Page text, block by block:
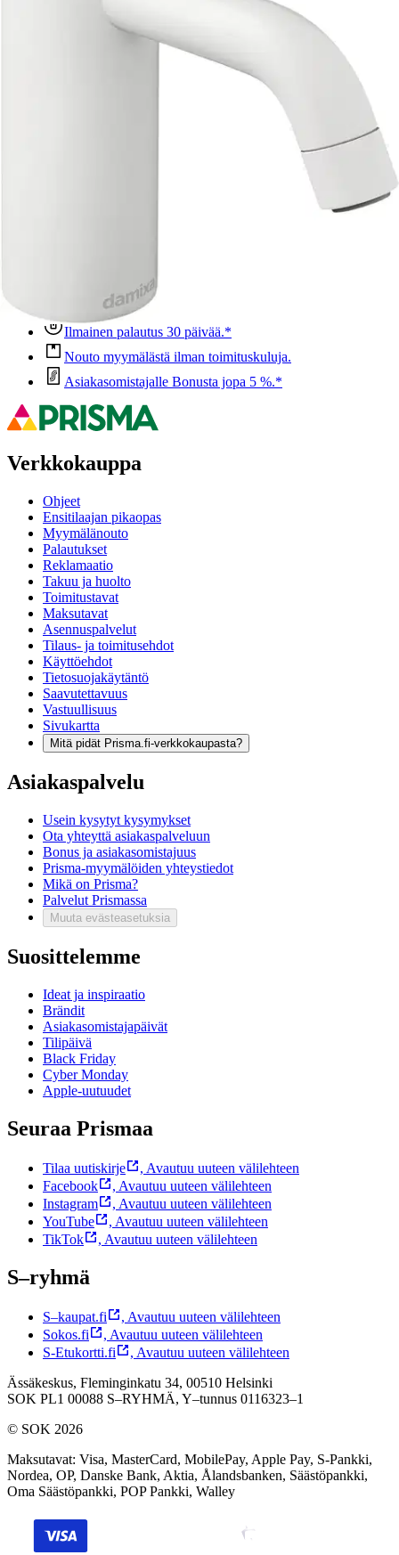
ja yksityiskohdat erottumaan selkeästi. Pinnoite on hienostuneesta
ulkoasustaan huolimatta erittäin kestävä ja helppo puhdistaa. Pinta
on UV-säteilyn kestävä, joten hana ei kellastu auringonvalossa vaan
säilyy uudenveroisena. Kylmäkäynnistys ja 6l/min poresuutin
Oletko tyytyväinen tuotetietoihin?
Avautuu uuteen välilehteen
Ilmainen palautus 30 päivää.*
Nouto myymälästä ilman toimituskuluja.
Asiakasomistajalle Bonusta jopa 5 %.*
Verkkokauppa
Ohjeet
Ensitilaajan pikaopas
Myymälänouto
Palautukset
Reklamaatio
Takuu ja huolto
Toimitustavat
Maksutavat
Asennuspalvelut
Tilaus- ja toimitusehdot
Käyttöehdot
Tietosuojakäytäntö
Saavutettavuus
Vastuullisuus
Sivukartta
Mitä pidät Prisma.fi-verkkokaupasta?
Asiakaspalvelu
Usein kysytyt kysymykset
Ota yhteyttä asiakaspalveluun
Bonus ja asiakasomistajuus
Prisma-myymälöiden yhteystiedot
Mikä on Prisma?
Palvelut Prismassa
Muuta evästeasetuksia
Suosittelemme
Ideat ja inspiraatio
Brändit
Asiakasomistajapäivät
Tilipäivä
Black Friday
Cyber Monday
Apple-uutuudet
Seuraa Prismaa
Tilaa uutiskirje , Avautuu uuteen välilehteen
Facebook
, Avautuu uuteen välilehteen
Instagram
, Avautuu uuteen välilehteen
YouTube
, Avautuu uuteen välilehteen
TikTok
, Avautuu uuteen välilehteen
S–ryhmä
S–kaupat.fi , Avautuu uuteen välilehteen
Sokos.fi
, Avautuu uuteen välilehteen
S-Etukortti.fi
, Avautuu uuteen välilehteen
Ässäkeskus, Fleminginkatu 34, 00510 Helsinki
SOK PL1 00088 S–RYHMÄ, Y–tunnus 0116323–1
© SOK 2026
Maksutavat: Visa, MasterCard, MobilePay, Apple Pay, S-Pankki,
Nordea, OP, Danske Bank, Aktia, Ålandsbanken, Säästöpankki,
Oma Säästöpankki, POP Pankki, Walley